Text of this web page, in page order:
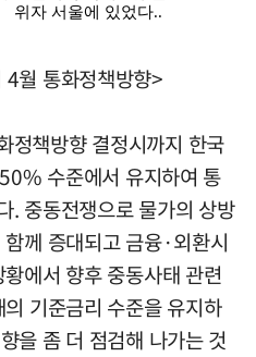
월 통화정책방향>
정책방향 결정시까지 한국
수준에서 유지하여 통
. 중동전쟁으로 물가의 상방
께 증대되고 금융·외환시
에서 향후 중동사태 관련
기준금리 수준을 유지하
을 좀 더 점검해 나가는 것